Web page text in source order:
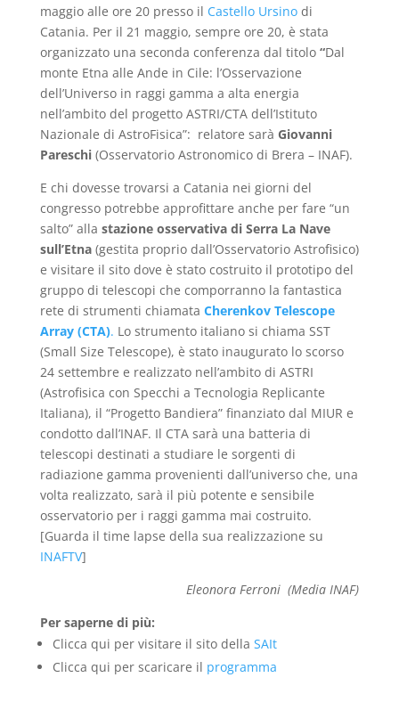
maggio alle ore 20 presso il Castello Ursinodi
Catania. Per il 21 maggio, sempre ore 20, è stata
organizzato una seconda conferenza dal titolo “Dal
monte Etna alle Ande in Cile: l’Osservazione
dell’Universo in raggi gamma a alta energia
nell’ambito del progetto ASTRI/CTA dell’Istituto
Nazionale di AstroFisica”: relatore sarà Giovanni
Pareschi (Osservatorio Astronomico di Brera – INAF).
E chi dovesse trovarsi a Catania nei giorni del
congresso potrebbe approfittare anche per fare “un
salto” alla stazione osservativa di Serra La Nave
sull’Etna(gestita proprio dall’Osservatorio Astrofisico)
e visitare il sito dove è stato costruito il prototipo del
gruppo di telescopi che comporranno la fantastica
rete di strumenti chiamata Cherenkov Telescope
Array (CTA). Lo strumento italiano si chiama SST
(Small Size Telescope), è stato inaugurato lo scorso
24 settembre e realizzato nell’ambito di ASTRI
(Astrofisica con Specchi a Tecnologia Replicante
Italiana), il “Progetto Bandiera” finanziato dal MIUR e
condotto dall’INAF. Il CTA sarà una batteria di
telescopi destinati a studiare le sorgenti di
radiazione gamma provenienti dall’universo che, una
volta realizzato, sarà il più potente e sensibile
osservatorio per i raggi gamma mai costruito.
[Guarda il time lapse della sua realizzazione su
INAFTV]
Eleonora Ferroni(Media INAF)
Per saperne di più:
Clicca qui per visitare il sito della SAIt
Clicca qui per scaricare il programma